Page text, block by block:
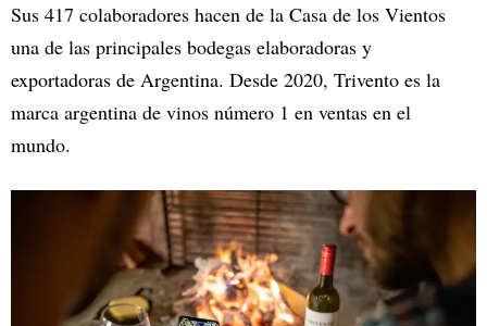
Sus 417 colaboradores hacen de la Casa de los Vientos
una de las principales bodegas elaboradoras y
exportadoras de Argentina. Desde 2020, Trivento es la
marca argentina de vinos número 1 en ventas en el
mundo.